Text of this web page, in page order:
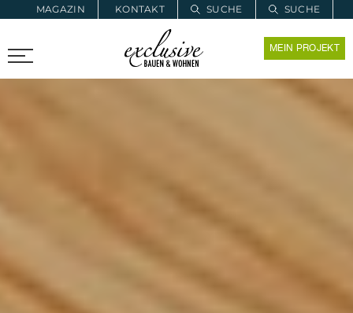
MAGAZIN KONTAKT SUCHE
SUCHE
PROARCHITEC PROINSTALL MEIN PROJEKT